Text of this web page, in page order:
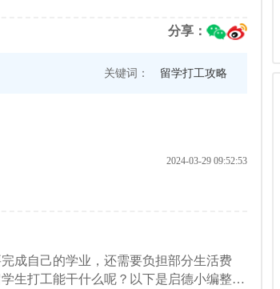
分享：
关键词： 留学打工攻略
2024-03-29 09:52:53
成自己的学业，还需要负担部分生活费
生打工能干什么呢？以下是启德小编整理